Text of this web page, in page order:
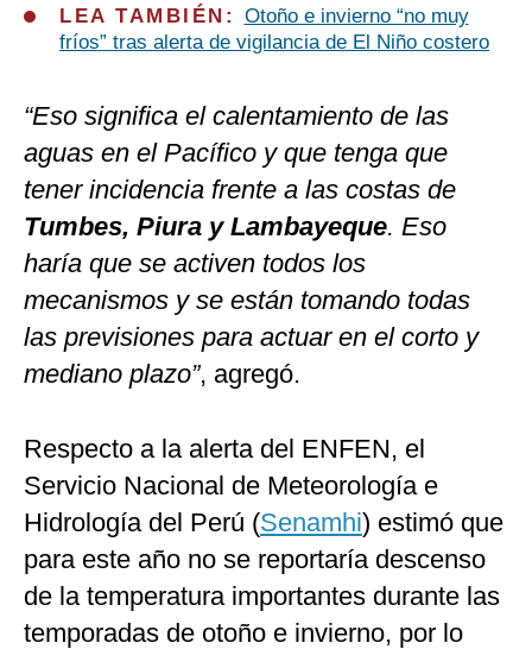
LEA TAMBIÉN: Otoño e invierno “no muy
fríos” tras alerta de vigilancia de El Niño costero
“Eso significa el calentamiento de las
aguas en el Pacífico y que tenga que
tener incidencia frente a las costas de
Tumbes, Piura y Lambayeque. Eso
haría que se activen todos los
mecanismos y se están tomando todas
las previsiones para actuar en el corto y
mediano plazo”, agregó.
Respecto a la alerta del ENFEN, el
Servicio Nacional de Meteorología e
Hidrología del Perú (Senamhi) estimó que
para este año no se reportaría descenso
de la temperatura importantes durante las
temporadas de otoño e invierno, por lo